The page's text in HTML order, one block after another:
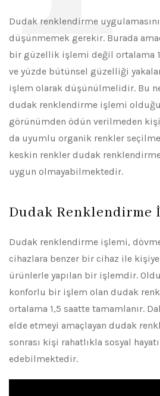
Dudak renklendirme
düşünmemek gerekir. Burada
bir güzellik işlemi değil ortalama
ve yüzde bütünsel güzelliği
işlem olarak düşünülmelidir. Bu
dudak renklendirme işlemi
görünümden ödün verilmeden
da uyumlu organik renkler
keskin renkler dudak
uygun olmayabilmektedir.
Dudak Renklendirme
Dudak renklendirme işlemi,
cihazlara benzer bir cihaz ile
ürünlerle yapılan bir işlemdir.
konforlu bir işlem olan dudak
ortalama 1,5 saatte tamamlanır.
elde etmeyi amaçlayan dudak
sonrası kişi rahatlıkla sosyal
edebilmektedir.